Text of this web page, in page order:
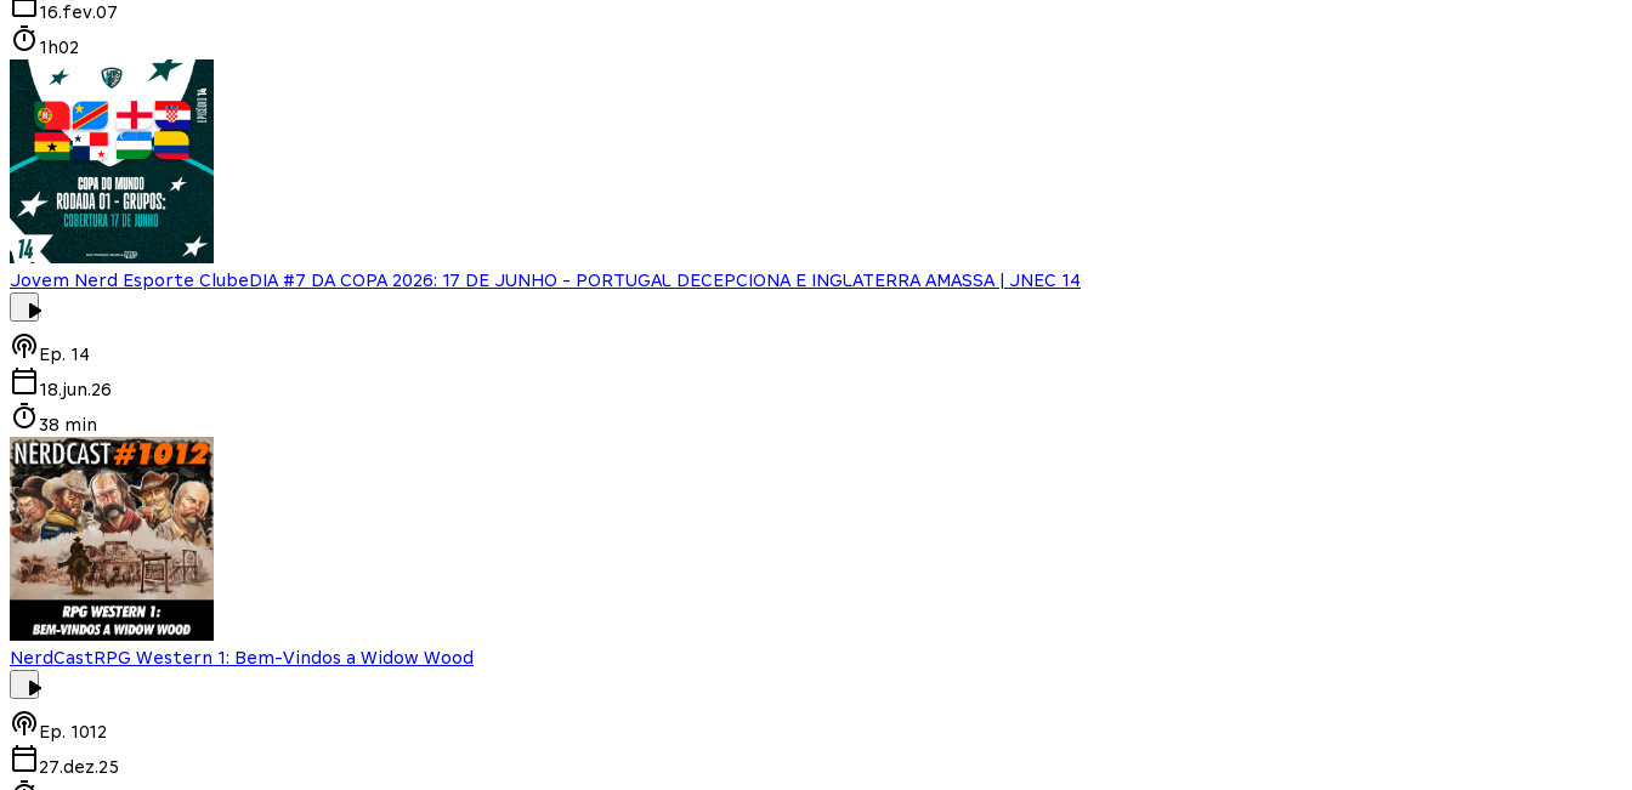
16.fev.07
1h02
Jovem Nerd Esporte ClubeDIA #7 DA COPA 2026: 17 DE JUNHO - PORTUGAL DECEPCIONA E INGLATERRA AMASSA | JNEC 14
Ep. 14
18.jun.26
38 min
NerdCastRPG Western 1: Bem-Vindos a Widow Wood
Ep. 1012
27.dez.25